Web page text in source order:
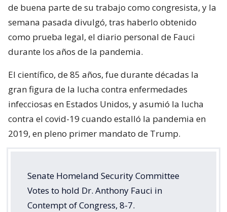
de buena parte de su trabajo como congresista, y la
semana pasada divulgó, tras haberlo obtenido
como prueba legal, el diario personal de Fauci
durante los años de la pandemia.
El científico, de 85 años, fue durante décadas la
gran figura de la lucha contra enfermedades
infecciosas en Estados Unidos, y asumió la lucha
contra el covid-19 cuando estalló la pandemia en
2019, en pleno primer mandato de Trump.
Senate Homeland Security Committee
Votes to hold Dr. Anthony Fauci in
Contempt of Congress, 8-7.